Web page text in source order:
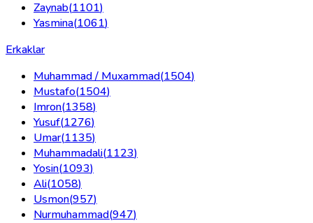
Zaynab(1101)
Yasmina(1061)
Erkaklar
Muhammad / Muxammad(1504)
Mustafo(1504)
Imron(1358)
Yusuf(1276)
Umar(1135)
Muhammadali(1123)
Yosin(1093)
Ali(1058)
Usmon(957)
Nurmuhammad(947)